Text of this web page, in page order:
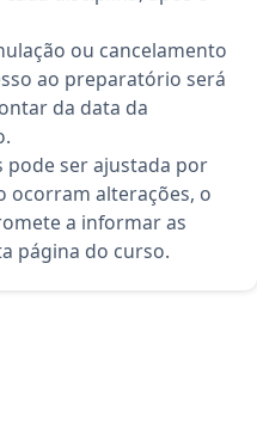
ou cancelamento
ao preparatório será
da data da
ser ajustada por
ocorram alterações, o
a informar as
página do curso.